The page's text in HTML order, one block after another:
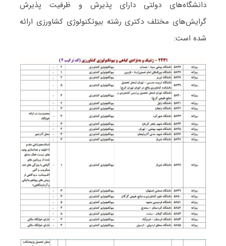
دانشگاه‌های دولتی دارای پذیرش و ظرفیت پذیرش
گرایش‌های مختلف دکتری رشته بیوتکنولوژی ﻛﺸﺎورزی ارائه
شده است: